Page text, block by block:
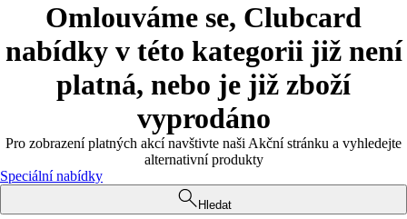
Omlouváme se, Clubcard
nabídky v této kategorii již není
platná, nebo je již zboží
vyprodáno
Pro zobrazení platných akcí navštivte naši Akční stránku a vyhledejte
alternativní produkty
Speciální nabídky
Hledat